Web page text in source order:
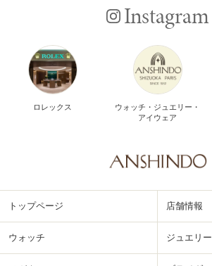
Instagram
ロレックス
ウォッチ・ジュエリー・
アイウェア
トップページ 店舗情報
ウォッチ ジュエリー